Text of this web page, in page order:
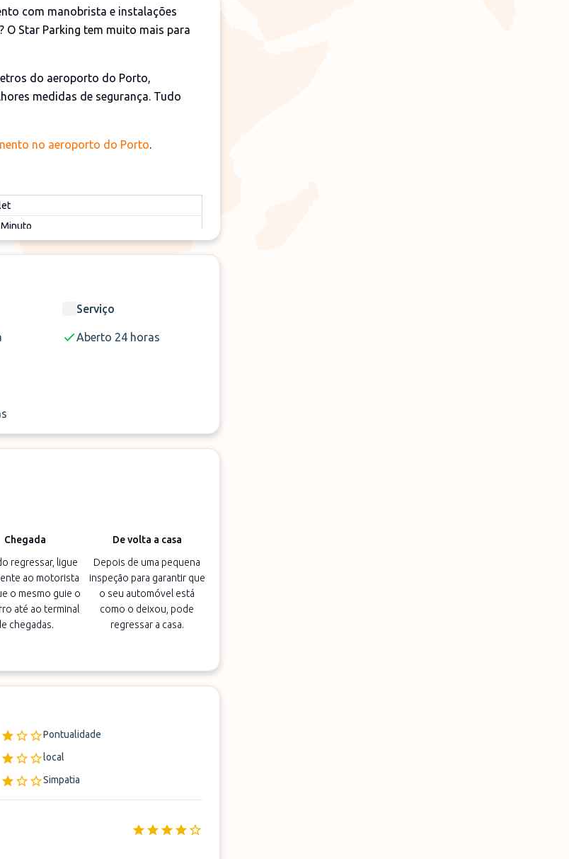
com manobrista e instalações
O Star Parking tem muito mais para
do aeroporto do Porto,
medidas de segurança. Tudo
no aeroporto do Porto.
Serviço
Aberto 24 horas
Chegada
regressar, ligue
ao motorista
o mesmo guie o
até ao terminal
chegadas.
De volta a casa
Depois de uma pequena
inspeção para garantir que
o seu automóvel está
como o deixou, pode
regressar a casa.
Pontualidade
local
Simpatia